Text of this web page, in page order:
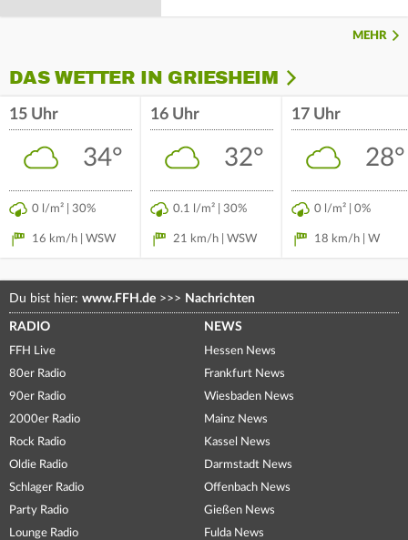
MEHR
DAS WETTER IN GRIESHEIM
15 Uhr
34°
0 l/m² | 30%
16 km/h | WSW
16 Uhr
32°
0.1 l/m² | 30%
21 km/h | WSW
17 Uhr
28°
0 l/m² | 0%
18 km/h | W
Du bist hier: www.FFH.de >>> Nachrichten
RADIO
FFH Live
80er Radio
90er Radio
2000er Radio
Rock Radio
Oldie Radio
Schlager Radio
Party Radio
Lounge Radio
NEWS
Hessen News
Frankfurt News
Wiesbaden News
Mainz News
Kassel News
Darmstadt News
Offenbach News
Gießen News
Fulda News